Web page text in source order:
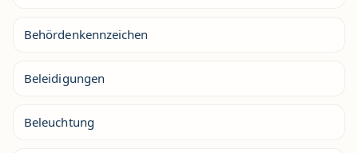
Behördenkennzeichen
Beleidigungen
Beleuchtung